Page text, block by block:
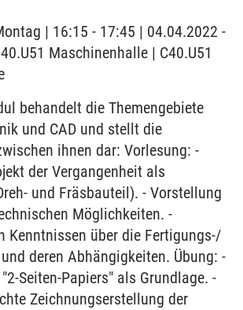
| 16:15 - 17:45 | 04.04.2022 -
Maschinenhalle | C40.U51
behandelt die Themengebiete
und CAD und stellt die
ihnen dar: Vorlesung: -
der Vergangenheit als
und Fräsbauteil). - Vorstellung
Möglichkeiten. -
Kenntnissen über die Fertigungs-/
deren Abhängigkeiten. Übung: -
Seiten-Papiers" als Grundlage. -
Zeichnungserstellung der